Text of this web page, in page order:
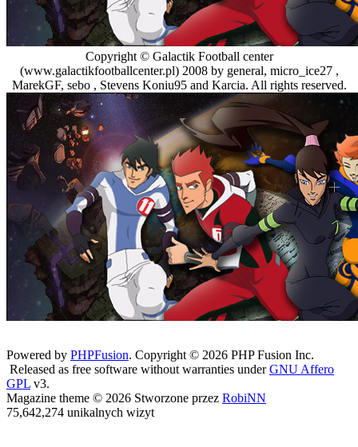
Copyright © Galactik Football center
(www.galactikfootballcenter.pl) 2008 by general, micro_ice27 ,
MarekGF, sebo , Stevens Koniu95 and Karcia. All rights reserved.
Powered by PHPFusion. Copyright © 2026 PHP Fusion Inc.
Released as free software without warranties underGNU Affero
GPL v3.
Magazine theme © 2026 Stworzone przez RobiNN
75,642,274 unikalnych wizyt